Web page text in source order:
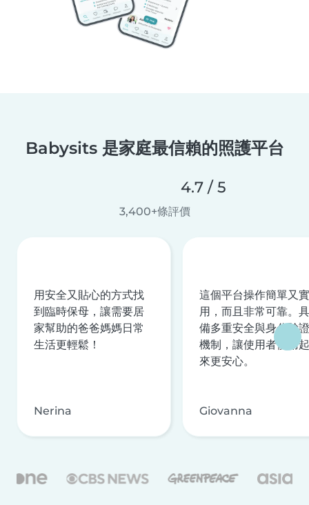
Babysits 是家庭最信賴的照護平台
4.7 / 5
3,400+條評價
用安全又貼心的方式找
到臨時保母，讓需要居
家幫助的爸爸媽媽日常
生活更輕鬆！
Nerina
這個平台操作簡單又實
用，而且非常可靠。具
備多重安全與身分驗證
機制，讓使用者使用起
來更安心。
Giovanna